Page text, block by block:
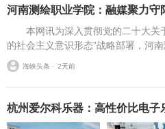
河南测绘职业学院：融媒聚力守
本网讯为深入贯彻党的二十大关
的社会主义意识形态”战略部署，河
挑战，扎实推进在风险研判、机制创
的路径分析与研...
海峡头条 ⋅ 2天前
杭州爱尔科乐器：高性价比电子